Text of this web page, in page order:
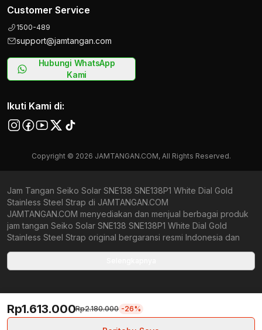
Customer Service
1500-489
support@jamtangan.com
Hubungi WhatsApp
Kami
Ikuti Kami di:
Copyright © 2026 JAMTANGAN.COM, All Rights Reserved.
Jam Tangan Seiko Solar SNE138 SNE138P1 White Dial Gold
Stainless Steel Strap di JAMTANGAN.COM
JAMTANGAN.COM menyediakan dan menjual berbagai produk
jam tangan Seiko Solar SNE138 SNE138P1 White Dial Gold
Stainless Steel Strap original bergaransi resmi Indonesia dan
JAMTANGAN.COM menjamin produk-produk yang tersedia
memiliki harga yang lebih terjangkau dari toko online Indonesia
lainnya. Anda, watchlovers, merupakan prioritas utama kami.
Dengan tersedianya berbagai jam tangan mechanical, kinetic,
Rp1.613.000Rp2.180.000 -26%